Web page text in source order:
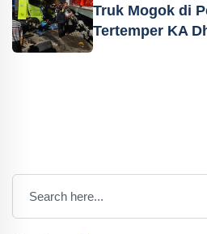
Truk Mogok di
Tertemper KA